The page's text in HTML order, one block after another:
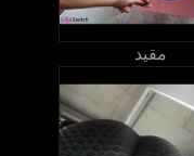
مقيد